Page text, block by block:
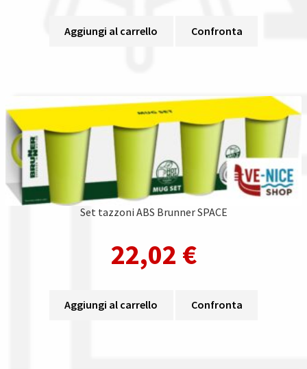
Aggiungi al carrello Confronta
Set tazzoni ABS Brunner SPACE
22,02 €
Aggiungi al carrello Confronta